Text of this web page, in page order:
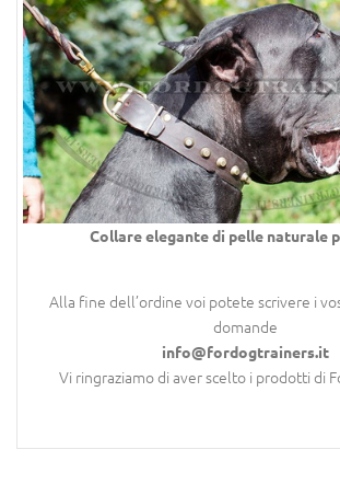
Collare elegante di pelle naturale
Alla fine dell’ordine voi potete scrivere i
domande
info@fordogtrainers.it
Vi ringraziamo di aver scelto i prodotti di